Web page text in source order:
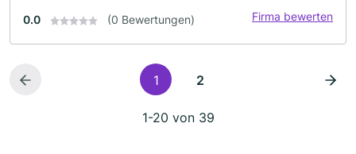
0.0 (0 Bewertungen) Firma bewerten
1 2
1-20 von 39